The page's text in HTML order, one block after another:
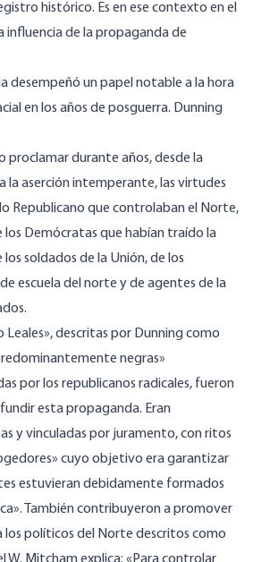
histórico. Es en ese contexto en el
influencia de la propaganda de
desempeñó un papel notable a la hora
en los años de posguerra. Dunning
proclamar durante años, desde la
la aserción intemperante, las virtudes
Republicano que controlaban el Norte,
los Demócratas que habían traído la
soldados de la Unión, de los
escuela del norte y de agentes de la
Leales», descritas por Dunning como
negras»
por los republicanos radicales, fueron
esta propaganda. Eran
y vinculadas por juramento, con ritos
cuyo objetivo era garantizar
estuvieran debidamente formados
También contribuyeron a promover
los políticos del Norte descritos como